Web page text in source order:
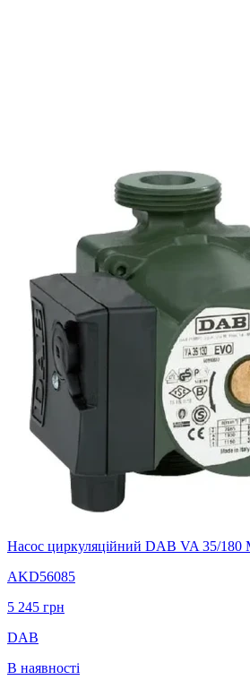
Насос циркуляцiйний DAB VA 35/180
AKD56085
5 245 грн
DAB
В наявності